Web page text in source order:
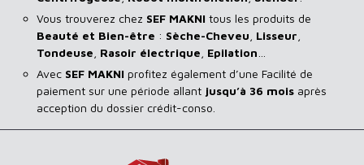
Vous trouverez chez SEF MAKNI tous les produits de
Beauté et Bien-être : Sèche-Cheveu Lisseur
Tondeuse Rasoir électrique Epilation
Avec SEF MAKNI profitez également d’une Facilité de
paiement sur une période allant jusqu’à 36 mois après
acception du dossier crédit-conso.